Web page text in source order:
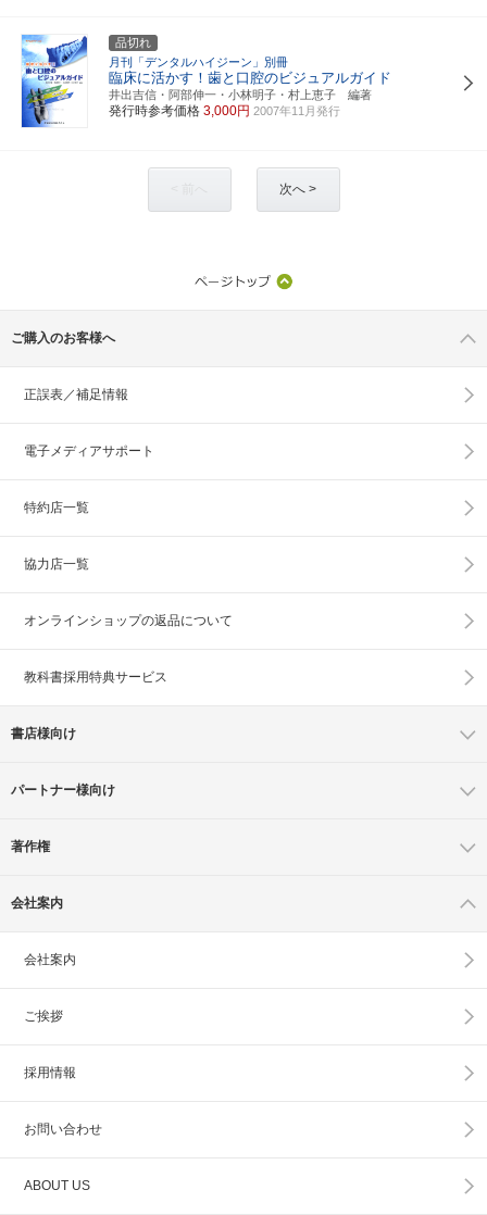
品切れ
月刊「デンタルハイジーン」別冊
臨床に活かす！歯と口腔のビジュアルガイド
井出吉信・阿部伸一・小林明子・村上恵子 編著
発行時参考価格 3,000円 2007年11月発行
次へ >
ご購入のお客様へ
正誤表／補足情報
電子メディアサポート
特約店一覧
協力店一覧
オンラインショップの返品について
教科書採用特典サービス
書店様向け
パートナー様向け
著作権
会社案内
会社案内
ご挨拶
採用情報
お問い合わせ
ABOUT US